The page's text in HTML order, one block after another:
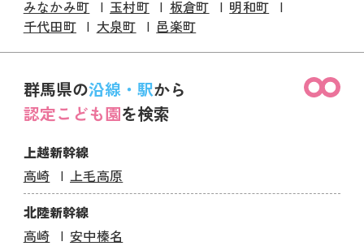
みなかみ町
玉村町 板倉町
明和町
千代田町
大泉町 邑楽町
群馬県の沿線・駅から
認定こども園を検索
上越新幹線
高崎
上毛高原
北陸新幹線
高崎
安中榛名